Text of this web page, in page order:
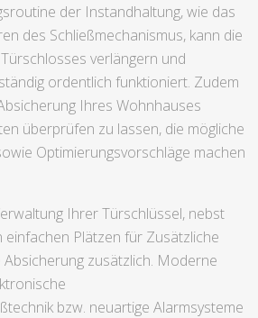
der Instandhaltung, wie das
des Schließmechanismus, kann die
verlängern und
ordentlich funktioniert. Zudem
Ihres Wohnhauses
überprüfen zu lassen, die mögliche
Optimierungsvorschläge machen
Ihrer Türschlüssel, nebst
einfachen Plätzen für Zusätzliche
Absicherung zusätzlich. Moderne
bzw. neuartige Alarmsysteme